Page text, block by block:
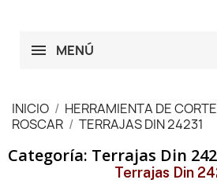
MENÚ
INICIO
HERRAMIENTA DE
ROSCAR
TERRAJAS DIN 24231
Categoría: Terrajas Din
Terrajas Din